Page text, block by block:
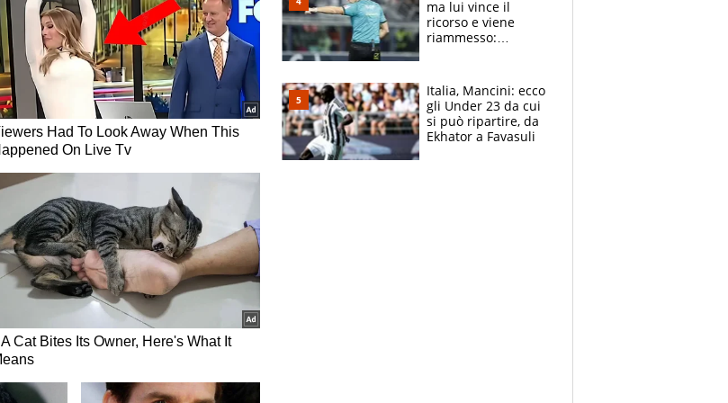
ma lui vince il
ricorso e viene
riammesso:
Italia, Mancini: ecco
gli Under 23 da cui
si può ripartire, da
Ekhator a Favasuli